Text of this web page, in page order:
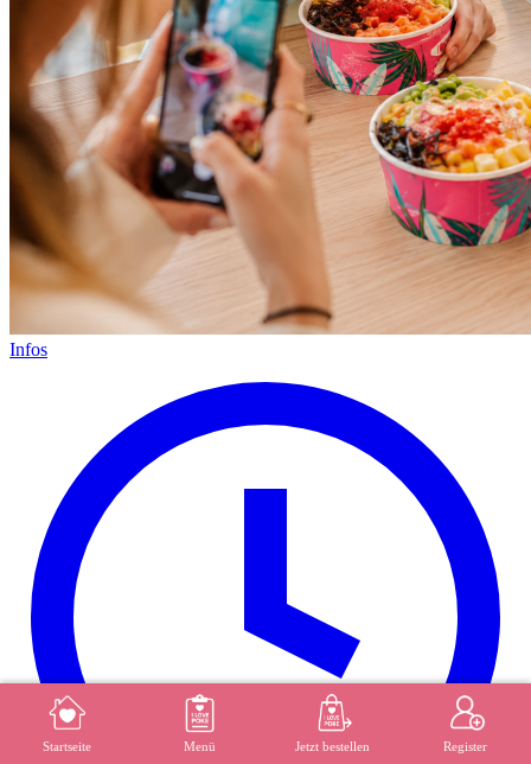
MENÜ REGISTER
Infos
Startseite Menü Jetzt bestellen Register